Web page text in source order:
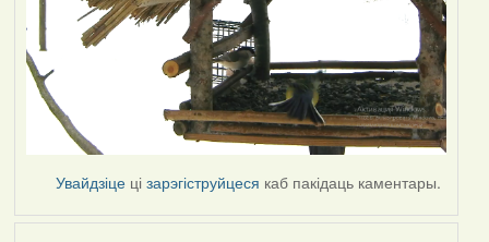
Увайдзіце цізарэгіструйцеся каб пакідаць каментары.